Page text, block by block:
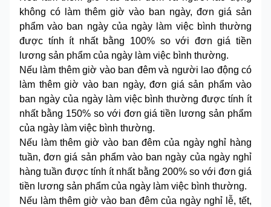
không có làm thêm giờ vào ban ngày, đơn giá sản
phẩm vào ban ngày của ngày làm việc bình thường
được tính ít nhất bằng 100% so với đơn giá tiền
lương sản phẩm của ngày làm việc bình thường.
Nếu làm thêm giờ vào ban đêm và người lao động có
làm thêm giờ vào ban ngày, đơn giá sản phẩm vào
ban ngày của ngày làm việc bình thường được tính ít
nhất bằng 150% so với đơn giá tiền lương sản phẩm
của ngày làm việc bình thường.
Nếu làm thêm giờ vào ban đêm của ngày nghỉ hàng
tuần, đơn giá sản phẩm vào ban ngày của ngày nghỉ
hàng tuần được tính ít nhất bằng 200% so với đơn giá
tiền lương sản phẩm của ngày làm việc bình thường.
Nếu làm thêm giờ vào ban đêm của ngày nghỉ lễ, tết,